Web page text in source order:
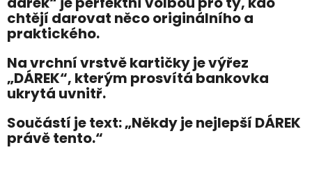
chtějí darovat něco originálního a
praktického.
Na vrchní vrstvě kartičky je výřez
„DÁREK“, kterým prosvítá bankovka
ukrytá uvnitř.
Součástí je text:„Někdy je nejlepší DÁREK
právě tento.“